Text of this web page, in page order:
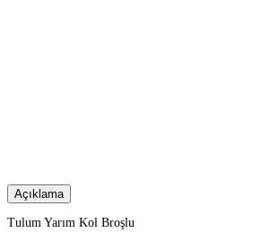
Açıklama
Tulum Yarım Kol Broşlu